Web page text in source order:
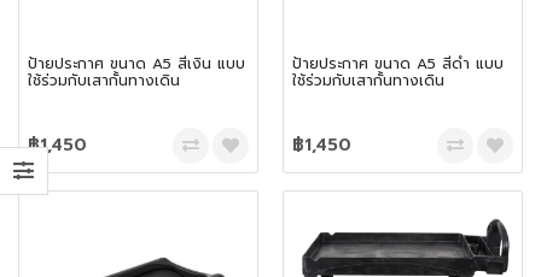
ป้ายประกาศ ขนาด A5 สีเงิน แบบ
ใช้ร่วมกับเสากั้นทางเดิน
฿1,450
ป้ายประกาศ ขนาด A5 สีดำ แบบ
ใช้ร่วมกับเสากั้นทางเดิน
฿1,450